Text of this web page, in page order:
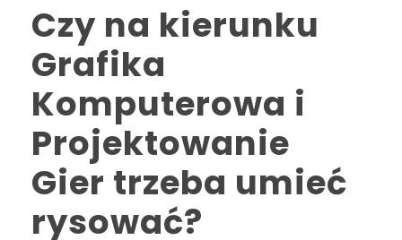
Czy na kierunku
Grafika
Komputerowa i
Projektowanie
Gier trzeba umieć
rysować?